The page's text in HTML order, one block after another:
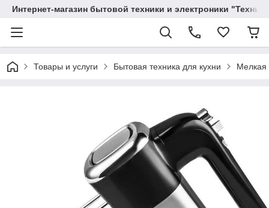
Интернет-магазин бытовой техники и электроники
Товары и услуги Бытовая техника для кухни Мелкая